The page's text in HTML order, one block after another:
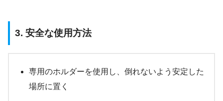
3. 安全な使用方法
専用のホルダーを使用し、倒れないよう安定した
場所に置く